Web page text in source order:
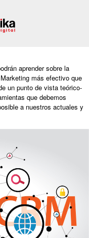
aprender sobre la
más efectivo que
un punto de vista teórico-
que debemos
a nuestros actuales y